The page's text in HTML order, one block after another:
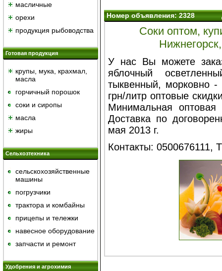
масличные
орехи
продукция рыбоводства
Готовая продукция
крупы, мука, крахмал,
масла
горчичный порошок
cоки и сиропы
масла
жиры
Сельхозтехника
сельскохозяйственные
машины
погрузчики
трактора и комбайны
прицепы и тележки
навесное оборудование
запчасти и ремонт
Удобрения и агрохимия
Номер объявления: 2328
Соки оптом,
У нас Вы можете
яблочный
тыквенный, морковно
грн/литр оптовые
Минимальная
Доставка по
мая 2013 г.
Контакты: 0500676111,